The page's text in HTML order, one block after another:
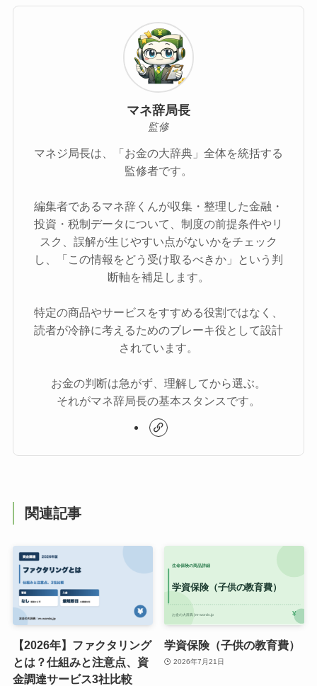
マネ辞局長
監修
マネジ局長は、「お金の大辞典」全体を統括する
監修者です。
編集者であるマネ辞くんが収集・整理した金融・
投資・税制データについて、制度の前提条件やリ
スク、誤解が生じやすい点がないかをチェック
し、「この情報をどう受け取るべきか」という判
断軸を補足します。
特定の商品やサービスをすすめる役割ではなく、
読者が冷静に考えるためのブレーキ役として設計
されています。
お金の判断は急がず、理解してから選ぶ。
それがマネ辞局長の基本スタンスです。
関連記事
【2026年】ファクタリング
とは？仕組みと注意点、資
金調達サービス3社比較
学資保険（子供の教育費）
2026年7月21日